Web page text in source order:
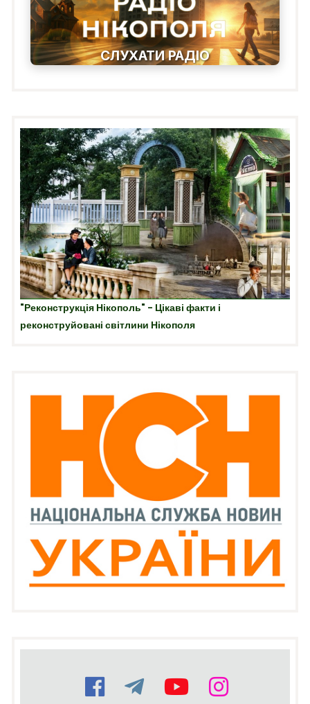
СЛУХАТИ РАДІО
"Реконструкція Нікополь" - Цікаві факти і
реконструйовані світлини Нікополя